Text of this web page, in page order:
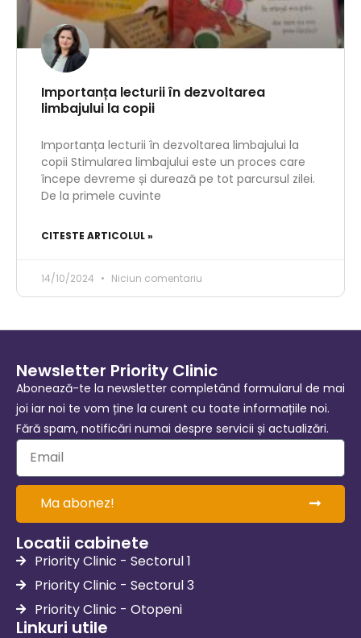
Importanța lecturii în dezvoltarea
limbajului la copii
Importanța lecturii în dezvoltarea limbajului la
copii Stimularea limbajului este un proces care
începe devreme și durează pe tot parcursul zilei.
De la primele cuvinte
CITESTE ARTICOLUL »
14/10/2024 Niciun comentariu
Newsletter Priority Clinic
Abonează-te la newsletter completând formularul de mai
joi iar noi te vom ține la curent cu toate informațiile noi.
Fără spam, notificări numai despre servicii și actualizări.
Ma abonez!
Locatii cabinete
Priority Clinic - Sectorul 1
Priority Clinic - Sectorul 3
Priority Clinic - Otopeni
Linkuri utile